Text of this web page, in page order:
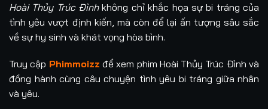
Hoài Thủy Trúc Đìnhkhông chỉ khắc họa sự bi tráng của
tình yêu vượt định kiến, mà còn để lại ấn tượng sâu sắc
về sự hy sinh và khát vọng hòa bình.
Truy cập Phimmoizz để xem phim Hoài Thủy Trúc Đình và
đồng hành cùng câu chuyện tình yêu bi tráng giữa nhân
và yêu.